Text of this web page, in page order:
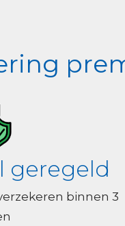
geregeld
binnen 3